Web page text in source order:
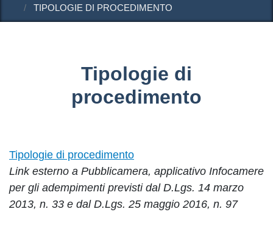
TIPOLOGIE DI PROCEDIMENTO
Tipologie di
procedimento
Tipologie di procedimento
Link esterno a Pubblicamera, applicativo Infocamere
per gli adempimenti previsti dal D.Lgs. 14 marzo
2013, n. 33 e dal D.Lgs. 25 maggio 2016, n. 97